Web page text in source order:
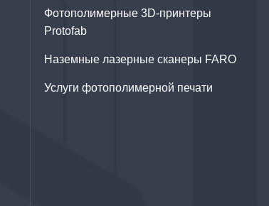
Фотополимерные 3D-принтеры
Protofab
Наземные лазерные сканеры FARO
Услуги фотополимерной печати